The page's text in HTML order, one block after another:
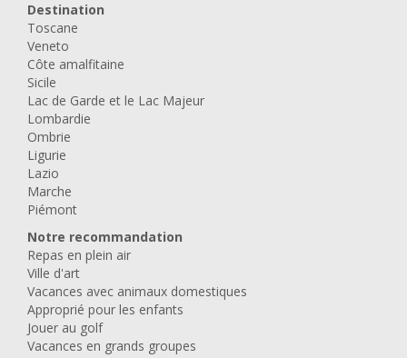
Destination
Toscane
Veneto
Côte amalfitaine
Sicile
Lac de Garde et le Lac Majeur
Lombardie
Ombrie
Ligurie
Lazio
Marche
Piémont
Notre recommandation
Repas en plein air
Ville d'art
Vacances avec animaux domestiques
Approprié pour les enfants
Jouer au golf
Vacances en grands groupes